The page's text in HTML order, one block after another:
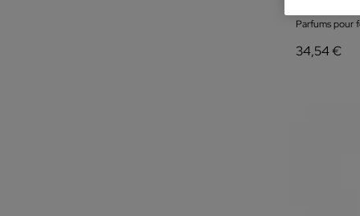
Parfums pour
34,54 €